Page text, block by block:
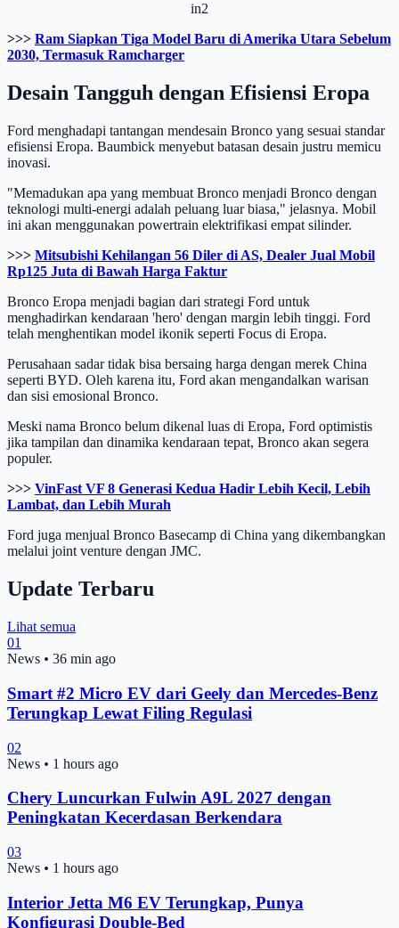
in2
>>> Ram Siapkan Tiga Model Baru di Amerika Utara Sebelum
2030, Termasuk Ramcharger
Desain Tangguh dengan Efisiensi Eropa
Ford menghadapi tantangan mendesain Bronco yang sesuai standar
efisiensi Eropa. Baumbick menyebut batasan desain justru memicu
inovasi.
"Memadukan apa yang membuat Bronco menjadi Bronco dengan
teknologi multi-energi adalah peluang luar biasa," jelasnya. Mobil
ini akan menggunakan powertrain elektrifikasi empat silinder.
>>> Mitsubishi Kehilangan 56 Diler di AS, Dealer Jual Mobil
Rp125 Juta di Bawah Harga Faktur
Bronco Eropa menjadi bagian dari strategi Ford untuk
menghadirkan kendaraan 'hero' dengan margin lebih tinggi. Ford
telah menghentikan model ikonik seperti Focus di Eropa.
Perusahaan sadar tidak bisa bersaing harga dengan merek China
seperti BYD. Oleh karena itu, Ford akan mengandalkan warisan
dan sisi emosional Bronco.
Meski nama Bronco belum dikenal luas di Eropa, Ford optimistis
jika tampilan dan dinamika kendaraan tepat, Bronco akan segera
populer.
>>> VinFast VF 8 Generasi Kedua Hadir Lebih Kecil, Lebih
Lambat, dan Lebih Murah
Ford juga menjual Bronco Basecamp di China yang dikembangkan
melalui joint venture dengan JMC.
Update Terbaru
Lihat semua
01
News • 36 min ago
Smart #2 Micro EV dari Geely dan Mercedes-Benz
Terungkap Lewat Filing Regulasi
02
News • 1 hours ago
Chery Luncurkan Fulwin A9L 2027 dengan
Peningkatan Kecerdasan Berkendara
03
News • 1 hours ago
Interior Jetta M6 EV Terungkap, Punya
Konfigurasi Double-Bed